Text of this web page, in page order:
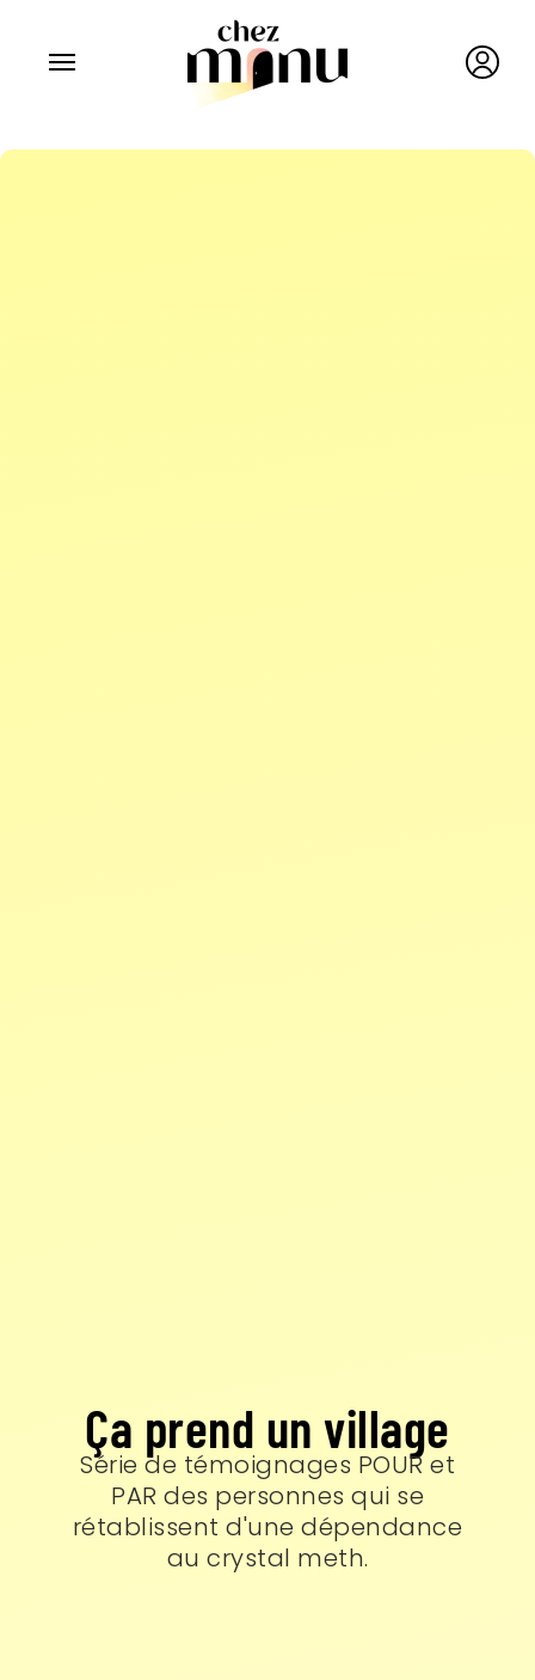
Ça prend un village
Série de témoignages POUR et
PAR des personnes qui se
rétablissent d'une dépendance
au crystal meth.